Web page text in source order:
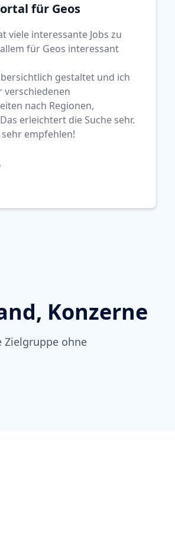
für Geos
viele interessante Jobs zu
für Geos interessant
gestaltet und ich
verschiedenen
nach Regionen,
erleichtert die Suche sehr.
sehr empfehlen!
Konzerne
Zielgruppe ohne